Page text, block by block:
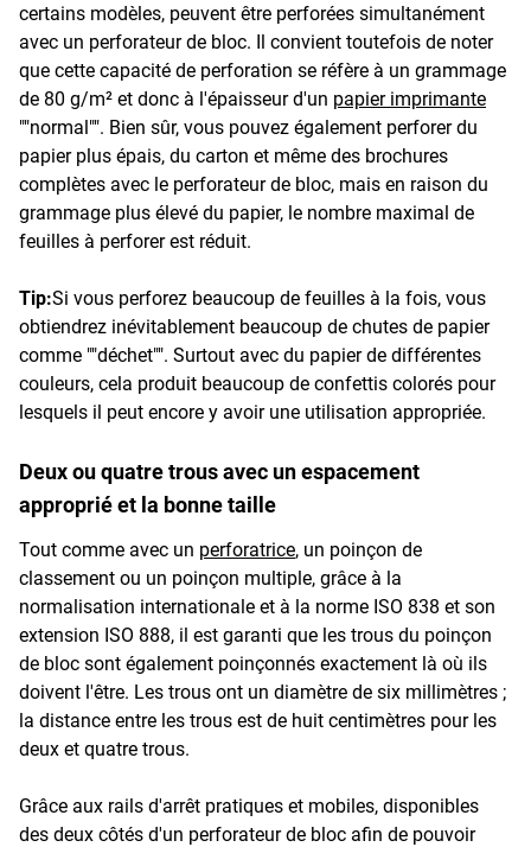
certains modèles, peuvent être perforées simultanément
avec un perforateur de bloc. Il convient toutefois de noter
que cette capacité de perforation se réfère à un grammage
de 80 g/m² et donc à l'épaisseur d'un papier imprimante
""normal"". Bien sûr, vous pouvez également perforer du
papier plus épais, du carton et même des brochures
complètes avec le perforateur de bloc, mais en raison du
grammage plus élevé du papier, le nombre maximal de
feuilles à perforer est réduit.
Tip:Si vous perforez beaucoup de feuilles à la fois, vous
obtiendrez inévitablement beaucoup de chutes de papier
comme ""déchet"". Surtout avec du papier de différentes
couleurs, cela produit beaucoup de confettis colorés pour
lesquels il peut encore y avoir une utilisation appropriée.
Deux ou quatre trous avec un espacement
approprié et la bonne taille
Tout comme avec un perforatrice, un poinçon de
classement ou un poinçon multiple, grâce à la
normalisation internationale et à la norme ISO 838 et son
extension ISO 888, il est garanti que les trous du poinçon
de bloc sont également poinçonnés exactement là où ils
doivent l'être. Les trous ont un diamètre de six millimètres ;
la distance entre les trous est de huit centimètres pour les
deux et quatre trous.
Grâce aux rails d'arrêt pratiques et mobiles, disponibles
des deux côtés d'un perforateur de bloc afin de pouvoir